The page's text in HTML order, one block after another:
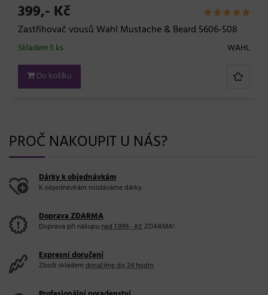
399,- Kč
Zastřihovač vousů Wahl Mustache & Beard 5606-508
WAHL
Skladem 5 ks
Do košíku
PROČ NAKOUPIT U NÁS?
Dárky k objednávkám
K objednávkám rozdáváme dárky.
Doprava ZDARMA
Doprava při nákupunad 1.999,- KčZDARMA!
Expresní doručení
Zboží skladem doručíme do 24 hodin.